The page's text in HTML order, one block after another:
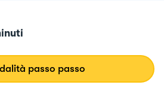
passo passo